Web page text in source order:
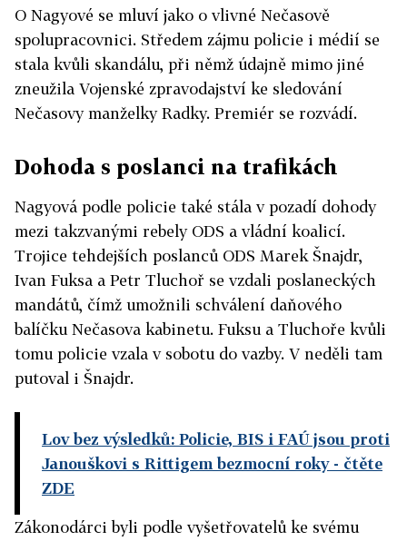
O Nagyové se mluví jako o vlivné Nečasově
spolupracovnici. Středem zájmu policie i médií se
stala kvůli skandálu, při němž údajně mimo jiné
zneužila Vojenské zpravodajství ke sledování
Nečasovy manželky Radky. Premiér se rozvádí.
Dohoda s poslanci na trafikách
Nagyová podle policie také stála v pozadí dohody
mezi takzvanými rebely ODS a vládní koalicí.
Trojice tehdejších poslanců ODS Marek Šnajdr,
Ivan Fuksa a Petr Tluchoř se vzdali poslaneckých
mandátů, čímž umožnili schválení daňového
balíčku Nečasova kabinetu. Fuksu a Tluchoře kvůli
tomu policie vzala v sobotu do vazby. V neděli tam
putoval i Šnajdr.
Lov bez výsledků: Policie, BIS i FAÚ jsou proti
Janouškovi s Rittigem bezmocní roky- čtěte
ZDE
Zákonodárci byli podle vyšetřovatelů ke svému